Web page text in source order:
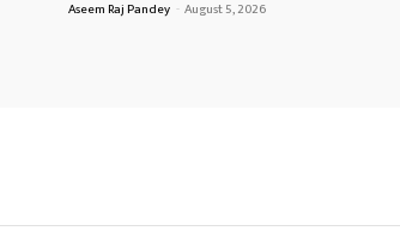
Aseem Raj Pandey - August 5, 2026